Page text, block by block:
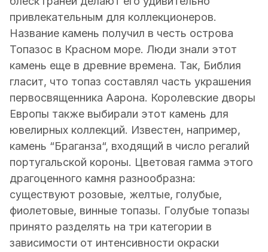
привлекательным для коллекционеров.
Название камень получил в честь острова
Топазос в Красном море. Люди знали этот
камень еще в древние времена. Так, Библия
гласит, что топаз составлял часть украшения
первосвященника Аарона. Королевские дворы
Европы также выбирали этот камень для
ювелирных коллекций. Известен, например,
камень “Браганза“, входящий в число регалий
португальской короны. Цветовая гамма этого
драгоценного камня разнообразна:
существуют розовые, желтые, голубые,
фиолетовые, винные топазы. Голубые топазы
принято разделять на три категории в
зависимости от интенсивности окраски